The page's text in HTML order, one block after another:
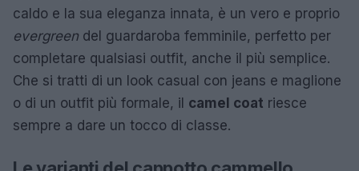
caldo e la sua eleganza innata, è un vero e proprio
evergreen del guardaroba femminile, perfetto per
completare qualsiasi outfit, anche il più semplice.
Che si tratti di un look casual con jeans e maglione
o di un outfit più formale, il camel coat riesce
sempre a dare un tocco di classe.